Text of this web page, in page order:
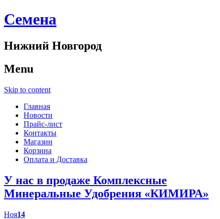
Cемена
Нижний Новгород
Menu
Skip to content
Главная
Новости
Прайс-лист
Контакты
Магазин
Корзина
Оплата и Доставка
У нас в продаже Комплексные
Минеральные Удобрения «КИМИРА»
Ноя14